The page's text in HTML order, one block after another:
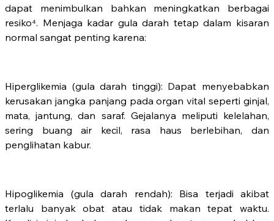
dapat menimbulkan bahkan meningkatkan berbagai
resiko⁴. Menjaga kadar gula darah tetap dalam kisaran
normal sangat penting karena:
Hiperglikemia (gula darah tinggi): Dapat menyebabkan
kerusakan jangka panjang pada organ vital seperti ginjal,
mata, jantung, dan saraf. Gejalanya meliputi kelelahan,
sering buang air kecil, rasa haus berlebihan, dan
penglihatan kabur.
Hipoglikemia (gula darah rendah): Bisa terjadi akibat
terlalu banyak obat atau tidak makan tepat waktu.